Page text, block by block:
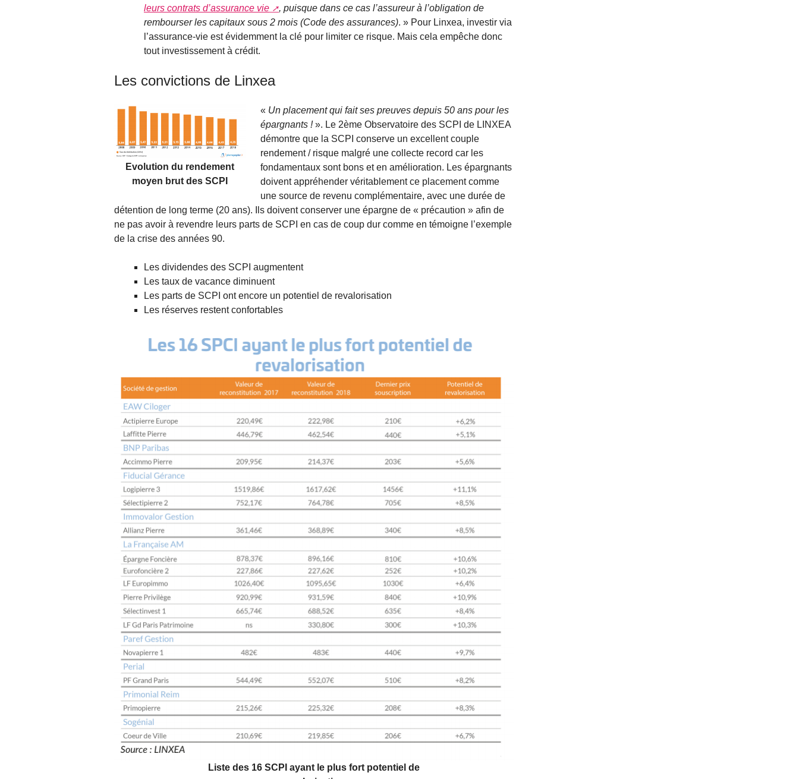
leurs contrats d’assurance vie
, puisque dans ce cas l’assureur à l’obligation de
rembourser les capitaux sous 2 mois (Code des assurances). » Pour Linxea, investir via
l’assurance-vie est évidemment la clé pour limiter ce risque. Mais cela empêche donc
tout investissement à crédit.
Les convictions de Linxea
Evolution du rendement
moyen brut des SCPI
« Un placement qui fait ses preuves depuis 50 ans pour les
épargnants !». Le 2ème Observatoire des SCPI de LINXEA
démontre que la SCPI conserve un excellent couple
rendement / risque malgré une collecte record car les
fondamentaux sont bons et en amélioration. Les épargnants
doivent appréhender véritablement ce placement comme
une source de revenu complémentaire, avec une durée de
détention de long terme (20 ans). Ils doivent conserver une épargne de « précaution » afin de
ne pas avoir à revendre leurs parts de SCPI en cas de coup dur comme en témoigne l’exemple
de la crise des années 90.
Les dividendes des SCPI augmentent
Les taux de vacance diminuent
Les parts de SCPI ont encore un potentiel de revalorisation
Les réserves restent confortables
Liste des 16 SCPI ayant le plus fort potentiel de